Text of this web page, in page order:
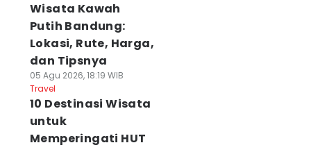
Wisata Kawah
Putih Bandung:
Lokasi, Rute, Harga,
dan Tipsnya
05 Agu 2026, 18:19 WIB
Travel
10 Destinasi Wisata
untuk
Memperingati HUT